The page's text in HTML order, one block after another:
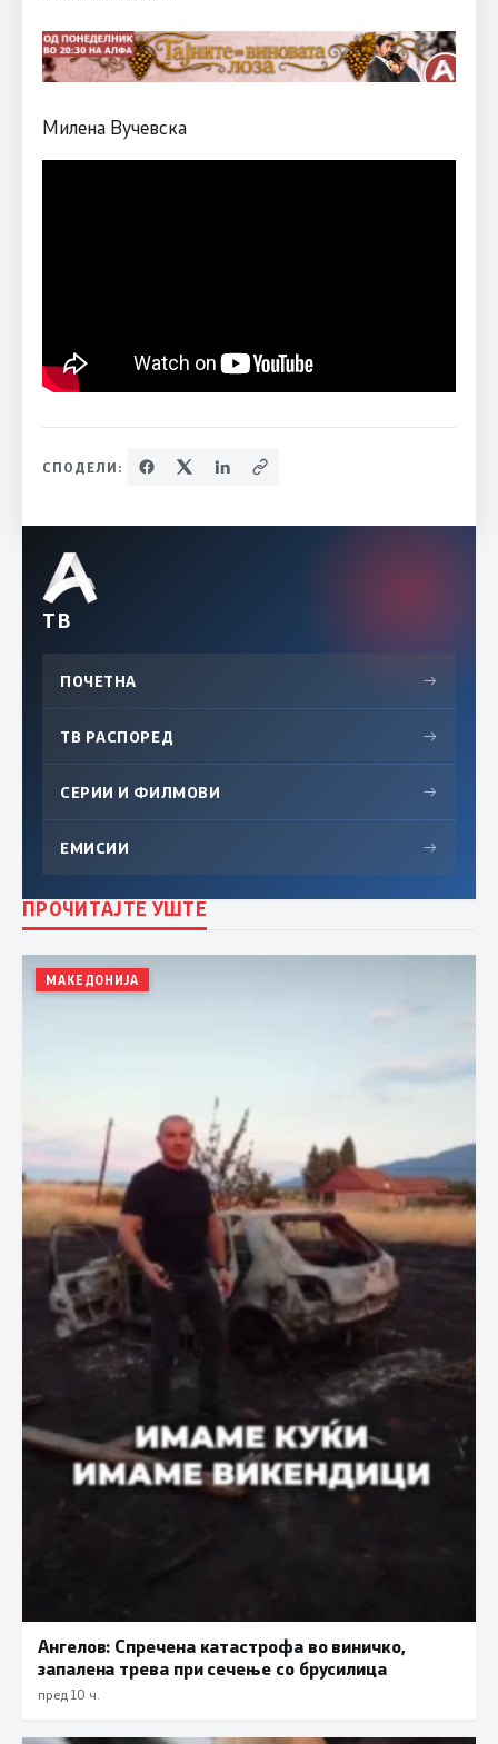
Милена Вучевска
СПОДЕЛИ:
ТВ
ПОЧЕТНА →
ТВ РАСПОРЕД →
СЕРИИ И ФИЛМОВИ →
ЕМИСИИ →
ПРОЧИТАЈТЕ УШТЕ
МАКЕДОНИЈА
Ангелов: Спречена катастрофа во виничко,
запалена трева при сечење со брусилица
пред 10 ч.